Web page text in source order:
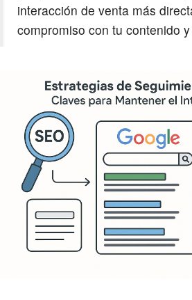
interacción de venta más
compromiso con tu contenido